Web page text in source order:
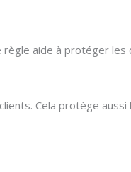
règle aide à protéger les
Cela protège aussi